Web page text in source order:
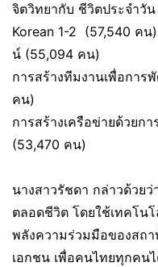
จิตวิทยากับ ชีวิตประจำวั
Korean 1-2 (57,540 ค
น์ (55,094 คน)
การสร้างทีมงานเพื่อกา
คน)
การสร้างเครือข่ายด้วยก
(53,470 คน)
นางสาวรัชดา กล่าวด้วยว่
ตลอดชีวิต โดยใช้เทคโน
พลังความร่วมมือของสถ
เอกชน เพื่อคนไทยทุกค